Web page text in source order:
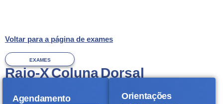
Voltar para a página de exames
EXAMES
Raio-X Coluna Dorsal
Agendamento
Orientações